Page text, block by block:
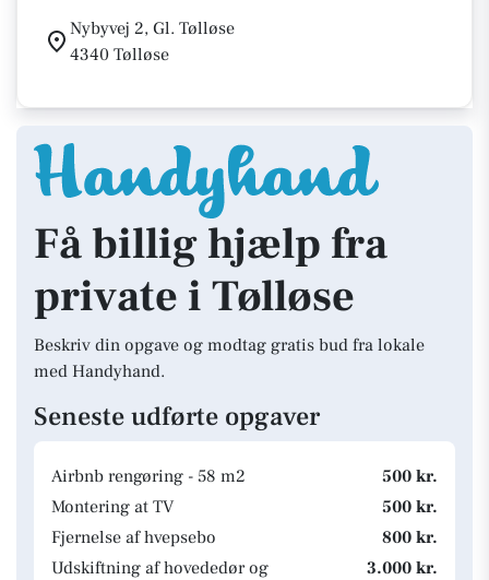
Nybyvej 2, Gl. Tølløse
4340 Tølløse
Få billig hjælp fra
private i Tølløse
Beskriv din opgave og modtag gratis bud fra lokale
med Handyhand.
Seneste udførte opgaver
Airbnb rengøring - 58 m2
500 kr.
Montering at TV
500 kr.
Fjernelse af hvepsebo
800 kr.
Udskiftning af hovededør og
3.000 kr.